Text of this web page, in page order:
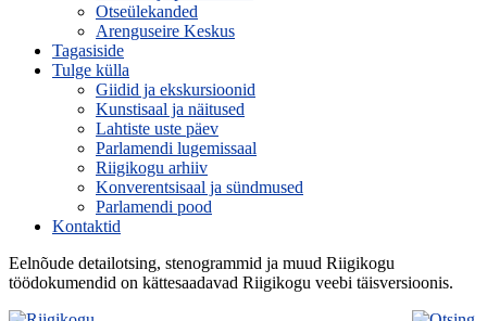
Otseülekanded
Arenguseire Keskus
Tagasiside
Tulge külla
Giidid ja ekskursioonid
Kunstisaal ja näitused
Lahtiste uste päev
Parlamendi lugemissaal
Riigikogu arhiiv
Konverentsisaal ja sündmused
Parlamendi pood
Kontaktid
Eelnõude detailotsing, stenogrammid ja muud Riigikogu
töödokumendid on kättesaadavad Riigikogu veebi täisversioonis.